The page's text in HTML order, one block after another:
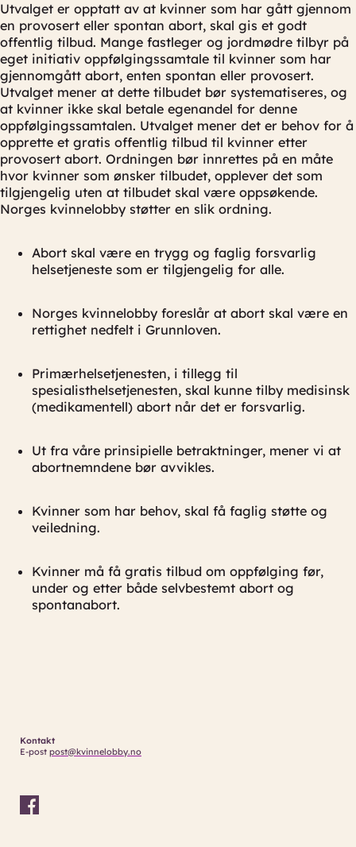
Utvalget er opptatt av at kvinner som har gått gjennom
en provosert eller spontan abort, skal gis et godt
offentlig tilbud. Mange fastleger og jordmødre tilbyr på
eget initiativ oppfølgingssamtale til kvinner som har
gjennomgått abort, enten spontan eller provosert.
Utvalget mener at dette tilbudet bør systematiseres, og
at kvinner ikke skal betale egenandel for denne
oppfølgingssamtalen. Utvalget mener det er behov for å
opprette et gratis offentlig tilbud til kvinner etter
provosert abort. Ordningen bør innrettes på en måte
hvor kvinner som ønsker tilbudet, opplever det som
tilgjengelig uten at tilbudet skal være oppsøkende.
Norges kvinnelobby støtter en slik ordning.
Abort skal være en trygg og faglig forsvarlig
helsetjeneste som er tilgjengelig for alle.
Norges kvinnelobby foreslår at abort skal være en
rettighet nedfelt i Grunnloven.
Primærhelsetjenesten, i tillegg til
spesialisthelsetjenesten, skal kunne tilby medisinsk
(medikamentell) abort når det er forsvarlig.
Ut fra våre prinsipielle betraktninger, mener vi at
abortnemndene bør avvikles.
Kvinner som har behov, skal få faglig støtte og
veiledning.
Kvinner må få gratis tilbud om oppfølging før,
under og etter både selvbestemt abort og
spontanabort.
Kontakt
E-post post@kvinnelobby.no